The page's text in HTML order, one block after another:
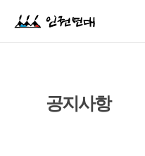
공지사항